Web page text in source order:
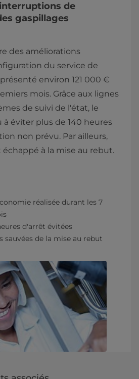
de
gaspillages
des améliorations
du service de
environ 121 000 €
mois. Grâce aux lignes
de suivi de l'état, le
éviter plus de 140 heures
non prévu. Par ailleurs,
à la mise au rebut.
réalisée durant les 7
d'arrêt évitées
sauvées de la mise au rebut